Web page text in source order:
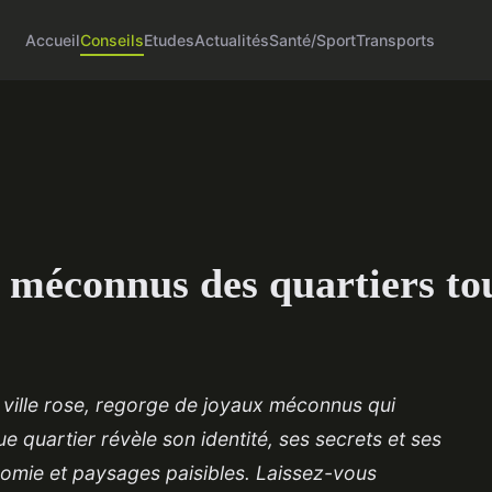
AccueilConseilsEtudesActualitésSanté/SportTransports
des quartiers
rose, regorge de joyaux méconnus qui
quartier révèle son identité, ses secrets et ses
et paysages paisibles. Laissez-vous